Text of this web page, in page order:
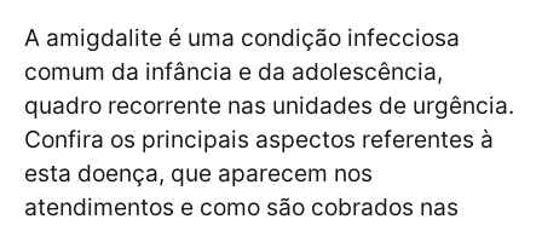
A amigdalite é uma condição infecciosa
comum da infância e da adolescência,
quadro recorrente nas unidades de urgência.
Confira os principais aspectos referentes à
esta doença, que aparecem nos
atendimentos e como são cobrados nas